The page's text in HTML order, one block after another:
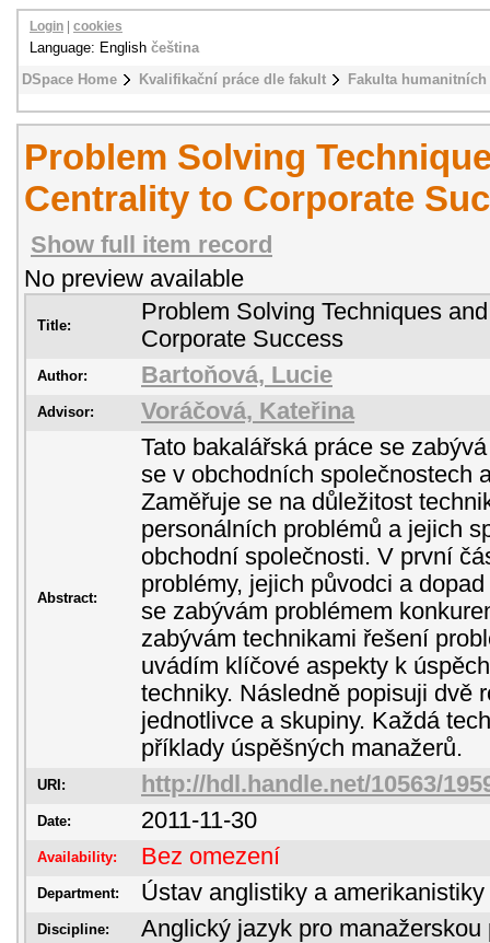
DSpace Home Kvalifikační práce dle fakult Fakulta
Login cookies
Language: English čeština
Problem Solving
Centrality to Corporate
Show full item record
No preview available
Title:
Problem Solving Techniques
Corporate Success
Author: Bartoňová, Lucie
Advisor: Voráčová, Kateřina
Abstract:
Tato bakalářská práce se
se v obchodních společnostech
Zaměřuje se na důležitost
personálních problémů a jejich
obchodní společnosti. V první
problémy, jejich původci a
se zabývám problémem
zabývám technikami řešení
uvádím klíčové aspekty k
techniky. Následně popisuji dvě
jednotlivce a skupiny. Každá
příklady úspěšných manažerů.
URI: http://hdl.handle.net/10563/
Date: 2011-11-30
Availability: Bez omezení
Department: Ústav anglistiky a amerikanistiky
Discipline: Anglický jazyk pro manažerskou